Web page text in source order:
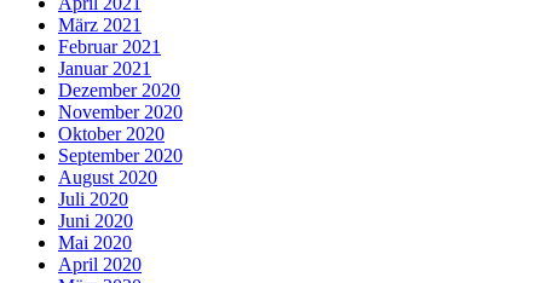
März 2021
Februar 2021
Januar 2021
Dezember 2020
November 2020
Oktober 2020
September 2020
August 2020
Juli 2020
Juni 2020
Mai 2020
April 2020